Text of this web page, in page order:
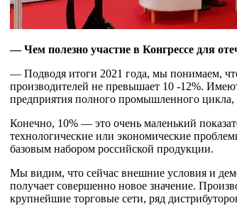
— Чем полезно участие в Конгрессе для
— Подводя итоги 2021 года, мы понимаем,
производителей не превышает 10 -12%.
предприятия полного промышленного
Конечно, 10% — это очень маленький
технологические или экономические
базовым набором российской продукции.
Мы видим, что сейчас внешние условия и
получает совершенно новое значение.
крупнейшие торговые сети, ряд